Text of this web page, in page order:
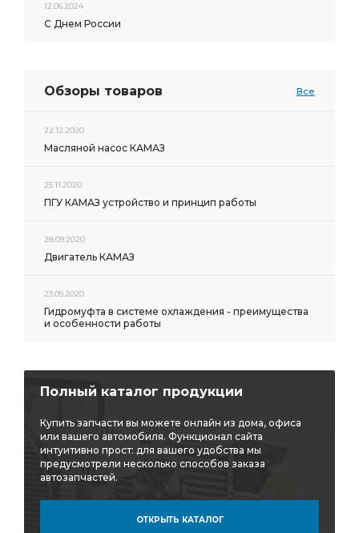
12.06.2024
С Днем России
Обзоры товаров Все
22.12.2020
Масляной насос КАМАЗ
25.11.2020
ПГУ КАМАЗ устройство и принцип работы
28.09.2020
Двигатель КАМАЗ
23.09.2020
Гидромуфта в системе охлаждения - преимущества
и особенности работы
Полный каталог продукции
Купить запчасти вы можете онлайн из дома, офиса
или вашего автомобиля. Функционал сайта
интуитивно прост: для вашего удобства мы
предусмотрели несколько способов заказа
автозапчастей.
ОТКРЫТЬ КАТАЛОГ